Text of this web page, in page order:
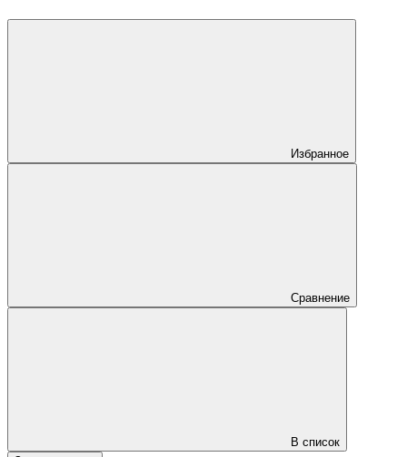
Избранное
Сравнение
В список